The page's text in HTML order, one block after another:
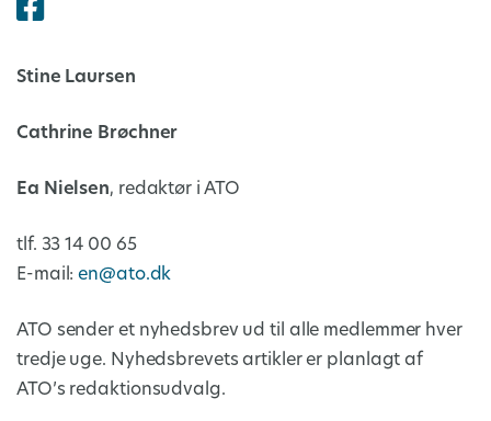
Stine Laursen
Cathrine Brøchner
Ea Nielsen, redaktør i ATO
tlf. 33 14 00 65
E-mail:en@ato.dk
ATO sender et nyhedsbrev ud til alle medlemmer hver
tredje uge. Nyhedsbrevets artikler er planlagt af
ATO’s redaktionsudvalg.